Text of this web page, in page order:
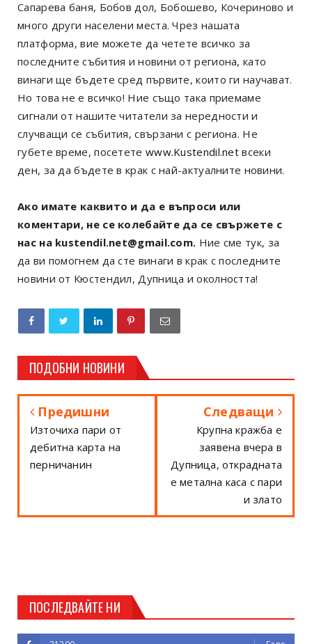
Сапарева баня, Бобов дол, Бобошево, Кочериново и
много други населени места. Чрез нашата
платформа, вие можете да четете всичко за
последните събития и новини от региона, като
винаги ще бъдете сред първите, които ги научават.
Но това не е всичко! Ние също така приемаме
сигнали от нашите читатели за нередности и
случващи се събития, свързани с региона. Не
губете време, посетете www.Kustendil.net всеки
ден, за да бъдете в крак с най-актуалните новини.
Ако имате каквито и да е въпроси или
коментари, не се колебайте да се свържете с
нас на kustendil.net@gmail.com. Ние сме тук, за
да ви помогнем да сте винаги в крак с последните
новини от Кюстендил, Дупница и околността!
ПОДОБНИ НОВИНИ
Предишни
Източиха пари от
дебитна карта на
перничанин
Следващи
Крупна кражба е
заявена вчера в
Дупница, открадната
е метална каса с пари
и злато
ПОСЛЕДВАЙТЕ НИ